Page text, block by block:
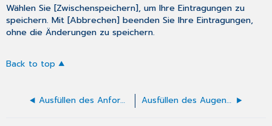
Wählen Sie [Zwischenspeichern], um Ihre Eintragungen zu
speichern. Mit [Abbrechen] beenden Sie Ihre Eintragungen,
ohne die Änderungen zu speichern.
Back to top
Ausfüllen des Anforderungsscheins Laborgemeinschaften Ausfüllen des Augendruck-Formulars